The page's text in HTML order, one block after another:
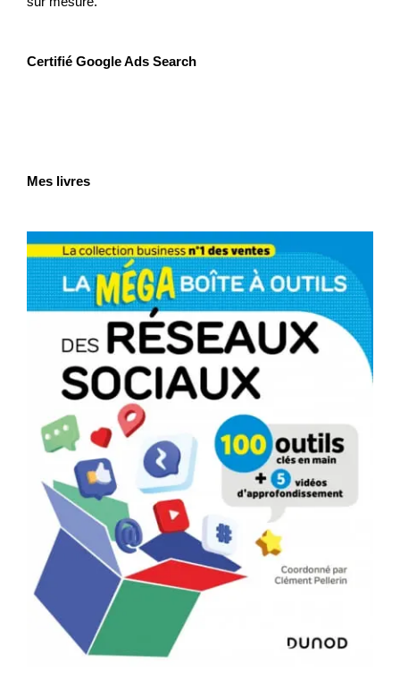
Certifié Google Ads Search
Mes livres